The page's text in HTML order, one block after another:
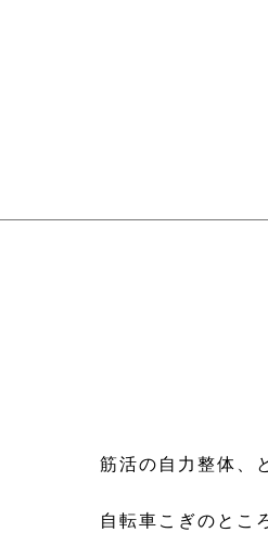
筋活の自力整体、
自転車こぎのとこ